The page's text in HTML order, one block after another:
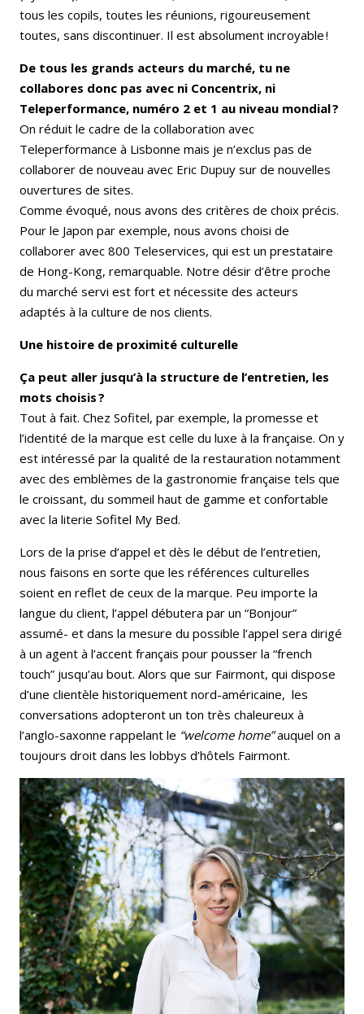
tous les copils, toutes les réunions, rigoureusement
toutes, sans discontinuer. Il est absolument incroyable !
De tous les grands acteurs du marché, tu ne
collabores donc pas avec ni Concentrix, ni
Teleperformance, numéro 2 et 1 au niveau mondial ?
On réduit le cadre de la collaboration avec
Teleperformance à Lisbonne mais je n’exclus pas de
collaborer de nouveau avec Eric Dupuy sur de nouvelles
ouvertures de sites.
Comme évoqué, nous avons des critères de choix précis.
Pour le Japon par exemple, nous avons choisi de
collaborer avec 800 Teleservices, qui est un prestataire
de Hong-Kong, remarquable. Notre désir d’être proche
du marché servi est fort et nécessite des acteurs
adaptés à la culture de nos clients.
Une histoire de proximité culturelle
Ça peut aller jusqu’à la structure de l’entretien, les
mots choisis ?
Tout à fait. Chez Sofitel, par exemple, la promesse et
l’identité de la marque est celle du luxe à la française. On y
est intéressé par la qualité de la restauration notamment
avec des emblèmes de la gastronomie française tels que
le croissant, du sommeil haut de gamme et confortable
avec la literie Sofitel My Bed.
Lors de la prise d’appel et dès le début de l’entretien,
nous faisons en sorte que les références culturelles
soient en reflet de ceux de la marque. Peu importe la
langue du client, l’appel débutera par un “Bonjour”
assumé- et dans la mesure du possible l’appel sera dirigé
à un agent à l’accent français pour pousser la “french
touch” jusqu’au bout. Alors que sur Fairmont, qui dispose
d’une clientèle historiquement nord-américaine, les
conversations adopteront un ton très chaleureux à
l’anglo-saxonne rappelant le “welcome home”auquel on a
toujours droit dans les lobbys d’hôtels Fairmont.